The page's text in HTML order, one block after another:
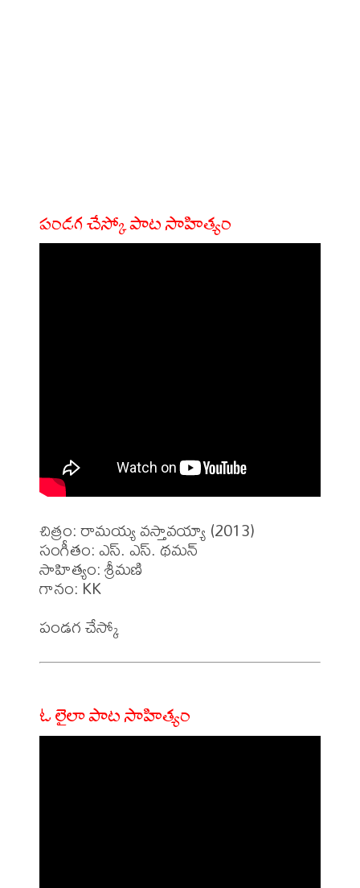
పండగ చేస్కో పాట సాహిత్యం
చిత్రం: రామయ్య వస్తావయ్యా (2013)
సంగీతం: ఎస్. ఎస్. థమన్
సాహిత్యం: శ్రీమణి
గానం: KK
ఓ లైలా పాట సాహిత్యం